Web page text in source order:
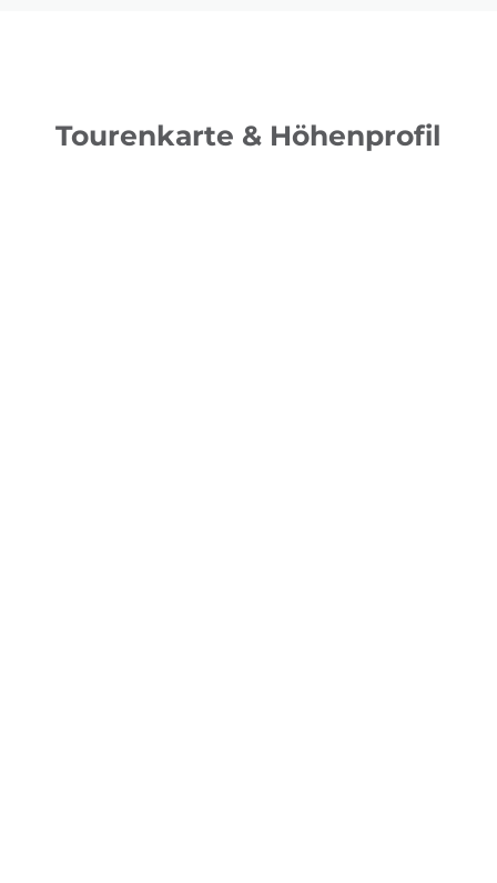
Tourenkarte & Höhenprofil